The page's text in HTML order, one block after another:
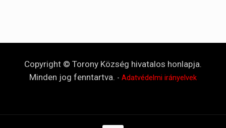
Copyright © Torony Község hivatalos honlapja.
Minden jog fenntartva. - Adatvédelmi irányelvek